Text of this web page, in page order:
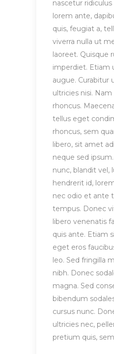
nascetur
lorem ante,
quis, feugiat a,
viverra nulla ut
laoreet. Quisque
imperdiet. Etiam
augue. Curabitur
ultricies nisi.
rhoncus.
tellus eget
rhoncus, sem
libero, sit amet
neque sed
nunc, blandit vel,
hendrerit id,
nec odio et ante
tempus. Donec
libero venenatis
quis ante. Etiam
eget eros
leo. Sed fringilla
nibh. Donec
magna. Sed
bibendum
cursus nunc.
ultricies nec,
pretium quis,